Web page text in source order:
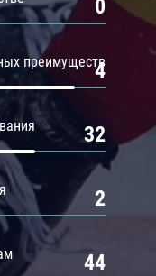
0
преимуществ
4
32
2
44